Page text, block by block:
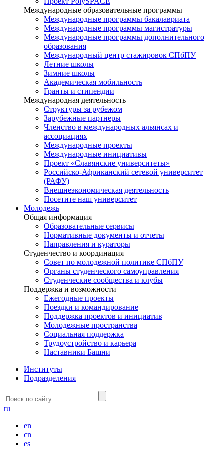
Международные образовательные программы
Международные программы бакалавриата
Международные программы магистратуры
Международные программы дополнительного
образования
Международный центр стажировок СПбПУ
Летние школы
Зимние школы
Академическая мобильность
Гранты и стипендии
Международная деятельность
Структуры за рубежом
Зарубежные партнеры
Членство в международных альянсах и
ассоциациях
Международные проекты
Международные инициативы
Проект «Славянские университеты»
Российско-Африканский сетевой университет
(РАФУ)
Внешнеэкономическая деятельность
Посетите наш университет
Молодежь
Общая информация
Образовательные сервисы
Нормативные документы и отчеты
Направления и кураторы
Студенчество и координация
Совет по молодежной политике СПбПУ
Органы студенческого самоуправления
Студенческие сообщества и клубы
Поддержка и возможности
Ежегодные проекты
Поездки и командирование
Поддержка проектов и инициатив
Молодежные пространства
Социальная поддержка
Трудоустройство и карьера
Наставники Башни
Институты
Подразделения
ru
en
cn
es